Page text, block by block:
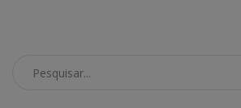
Pesquisar no Blog